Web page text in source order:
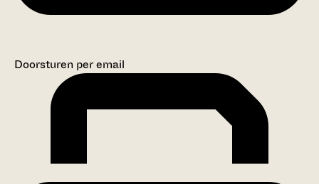
Doorsturen per email